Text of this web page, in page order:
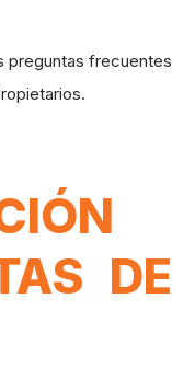
preguntas frecuentes
DE